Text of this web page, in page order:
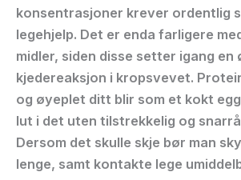
konsentrasjoner krever ordentlig
legehjelp. Det er enda farligere
midler, siden disse setter igang en
kjedereaksjon i kropsvevet.
og øyeplet ditt blir som et kokt
lut i det uten tilstrekkelig og
Dersom det skulle skje bør man
lenge, samt kontakte lege